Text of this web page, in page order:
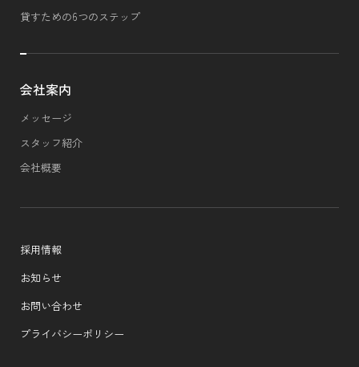
貸すための6つのステップ
会社案内
メッセージ
スタッフ紹介
会社概要
採用情報
お知らせ
お問い合わせ
プライバシーポリシー